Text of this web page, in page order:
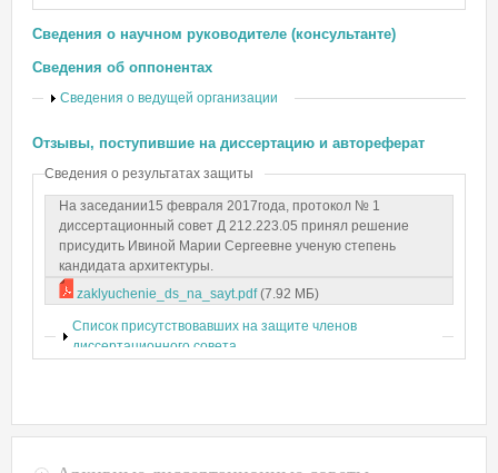
Сведения о научном руководителе (консультанте)
Сведения об оппонентах
Показать
Сведения о ведущей организации
Отзывы, поступившие на диссертацию и автореферат
Сведения о результатах защиты
На заседании15 февраля 2017года, протокол № 1
диссертационный совет Д 212.223.05 принял решение
присудить Ивиной Марии Сергеевне ученую степень
кандидата архитектуры.
zaklyuchenie_ds_na_sayt.pdf (7.92 МБ)
Показать
Список присутствовавших на защите членов
диссертационного совета